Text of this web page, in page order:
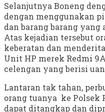
Selanjutnya Boneng
dengan menggunakan
dan barang barang yang
Atas kejadian tersebut
keberatan dan
Unit HP merek Redmi
celengan yang berisi
Lantaran tak tahan,
orang tuanya ke Polsek
dapat ditangkap dan